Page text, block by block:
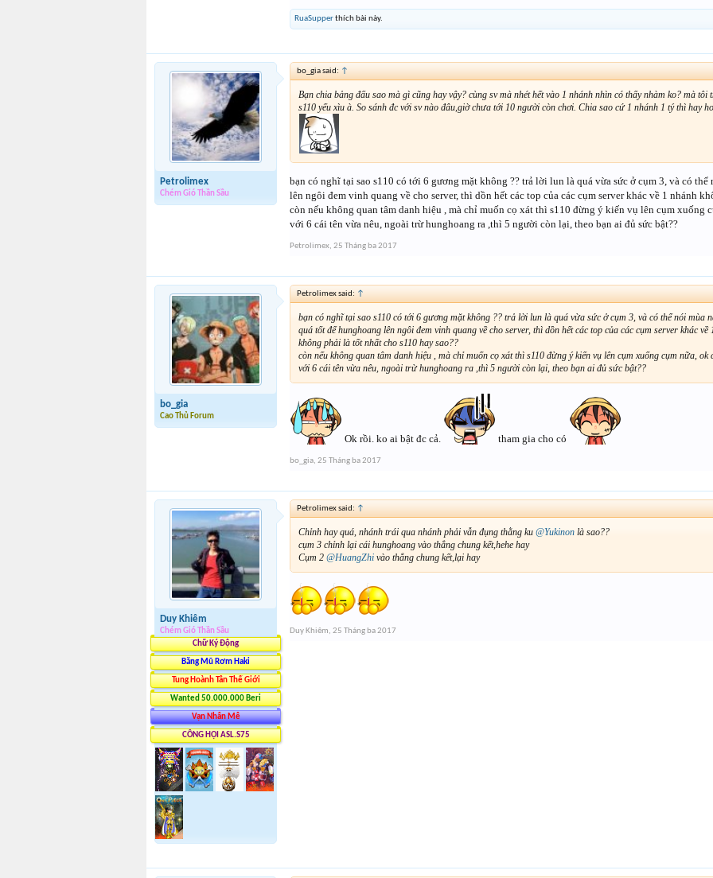
RuaSupperthích bài này.
Petrolimex
Chém Gió Thần Sầu
bo_gia said: ↑
Bạn chia bảng đấu sao mà gì cũng hay vậy? cùng sv mà nhét hết vào 1 nhánh nhìn có thấy nhàm ko? mà tôi
s110 yếu xìu à. So sánh đc với sv nào đâu,giờ chưa tới 10 người còn chơi. Chia sao cứ 1 nhánh 1 tý thì hay
bạn có nghĩ tại sao s110 có tới 6 gương mặt không ?? trả lời lun là quá vừa sức ở cụm 3, và có
lên ngôi đem vinh quang về cho server, thì dồn hết các top của các cụm server khác về 1 nhánh
còn nếu không quan tâm danh hiệu , mà chỉ muốn cọ xát thì s110 đừng ý kiến vụ lên cụm xuống
với 6 cái tên vừa nêu, ngoài trừ hunghoang ra ,thì 5 người còn lại, theo bạn ai đủ sức bật??
Petrolimex, 25 Tháng ba 2017
bo_gia
Cao Thủ Forum
Petrolimex said: ↑
bạn có nghĩ tại sao s110 có tới 6 gương mặt không ?? trả lời lun là quá vừa sức ở cụm 3, và có thể nói mùa
quá tốt để hunghoang lên ngôi đem vinh quang về cho server, thì dồn hết các top của các cụm server khác về
không phải là tốt nhất cho s110 hay sao??
còn nếu không quan tâm danh hiệu , mà chỉ muốn cọ xát thì s110 đừng ý kiến vụ lên cụm xuống cụm nữa, ok
với 6 cái tên vừa nêu, ngoài trừ hunghoang ra ,thì 5 người còn lại, theo bạn ai đủ sức bật??
Ok rồi. ko ai bật đc cả. tham gia cho có
bo_gia, 25 Tháng ba 2017
Duy Khiêm
Chém Gió Thần Sầu
Chữ Ký Động
Băng Mũ Rơm Haki
Tung Hoành Tân Thế Giới
Wanted 50.000.000 Beri
Vạn Nhân Mê
CÔNG HỘI ASL.S75
Petrolimex said: ↑
Chỉnh hay quá, nhánh trái qua nhánh phải vẫn đụng thằng ku @Yukinon là sao??
cụm 3 chỉnh lại cái hunghoang vào thẳng chung kết,hehe hay
Cụm 2 @HuangZhi vào thẳng chung kết,lại hay
Duy Khiêm, 25 Tháng ba 2017